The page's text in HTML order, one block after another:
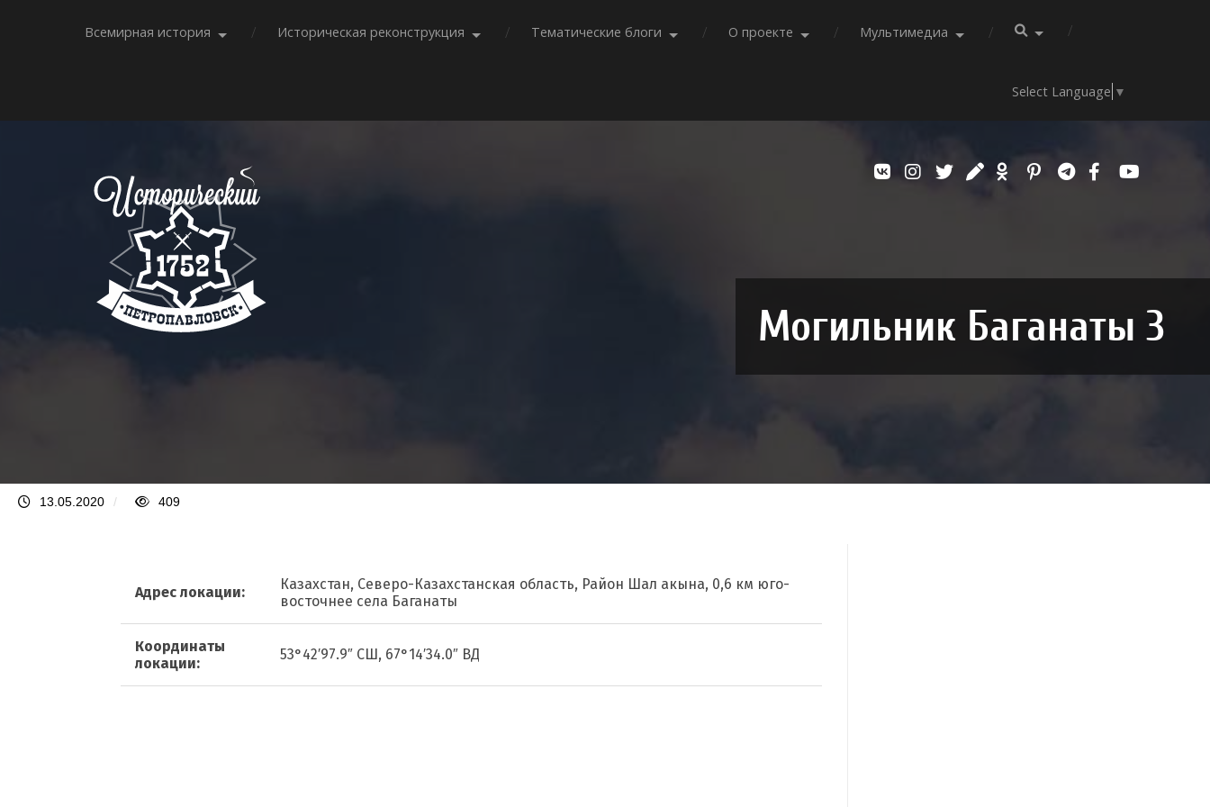
Всемирная история Историческая реконструкция Тематические блоги О проекте Мультимедиа
Select Language ▼
Могильник Баганаты 3
13.05.2020 / 409
Адрес локации:
Казахстан, Северо-Казахстанская область, Район Шал акына, 0,6 км юго-
восточнее села Баганаты
Координаты
локации:
53°42′97.9″ СШ, 67°14′34.0″ ВД